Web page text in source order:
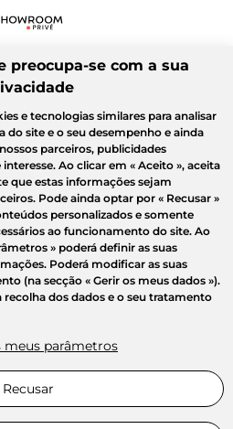
preocupa-se com a sua
e tecnologias similares para analisar
do site e o seu desempenho e ainda
parceiros, publicidades
Ao clicar em « Aceito », aceita
que estas informações sejam
Pode ainda optar por « Recusar »
personalizados e somente
ao funcionamento do site. Ao
» poderá definir as suas
Poderá modificar as suas
(na secção « Gerir os meus dados »).
recolha dos dados e o seu tratamento
meus parâmetros
Recusar